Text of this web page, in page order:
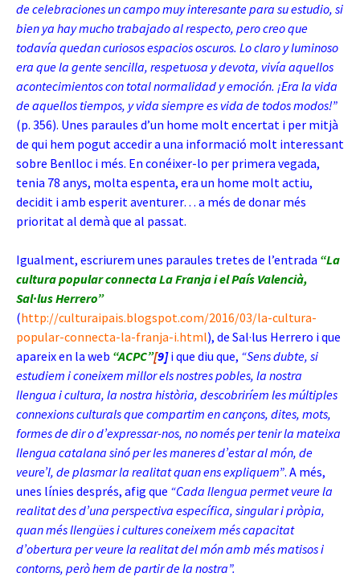
de celebraciones un campo muy interesante para su estudio, si
bien ya hay mucho trabajado al respecto, pero creo que
todavía quedan curiosos espacios oscuros. Lo claro y luminoso
era que la gente sencilla, respetuosa y devota, vivía aquellos
acontecimientos con total normalidad y emoción. ¡Era la vida
de aquellos tiempos, y vida siempre es vida de todos modos!”
(p. 356). Unes paraules d’un home molt encertat i per mitjà
de qui hem pogut accedir a una informació molt interessant
sobre Benlloc i més. En conéixer-lo per primera vegada,
tenia 78 anys, molta espenta, era un home molt actiu,
decidit i amb esperit aventurer… a més de donar més
prioritat al demà que al passat.
Igualment, escriurem unes paraules tretes de l’entrada “La
cultura popular connecta La Franja i el País Valencià,
Sal·lus Herrero”
(http://culturaipais.blogspot.com/2016/03/la-cultura-
popular-connecta-la-franja-i.html), de Sal·lus Herrero i que
apareix en la web “ACPC”[9]i que diu que, “Sens dubte, si
estudiem i coneixem millor els nostres pobles, la nostra
llengua i cultura, la nostra història, descobriríem les múltiples
connexions culturals que compartim en cançons, dites, mots,
formes de dir o d’expressar-nos, no només per tenir la mateixa
llengua catalana sinó per les maneres d’estar al món, de
veure’l, de plasmar la realitat quan ens expliquem”. A més,
unes línies després, afig que “Cada llengua permet veure la
realitat des d’una perspectiva específica, singular i pròpia,
quan més llengües i cultures coneixem més capacitat
d’obertura per veure la realitat del món amb més matisos i
contorns, però hem de partir de la nostra”.